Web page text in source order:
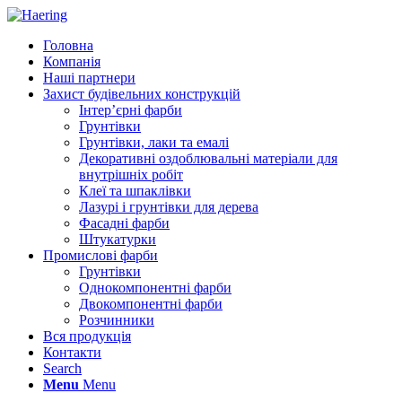
Головна
Компанія
Наші партнери
Захист будівельних конструкцій
Інтер’єрні фарби
Грунтівки
Грунтівки, лаки та емалі
Декоративні оздоблювальні матеріали для
внутрішніх робіт
Клеї та шпаклівки
Лазурі і грунтівки для дерева
Фасадні фарби
Штукатурки
Промислові фарби
Грунтівки
Однокомпонентні фарби
Двокомпонентні фарби
Розчинники
Вся продукція
Контакти
Search
Menu Menu